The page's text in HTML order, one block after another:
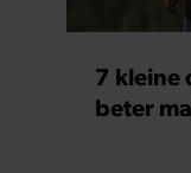
7 kleine
beter